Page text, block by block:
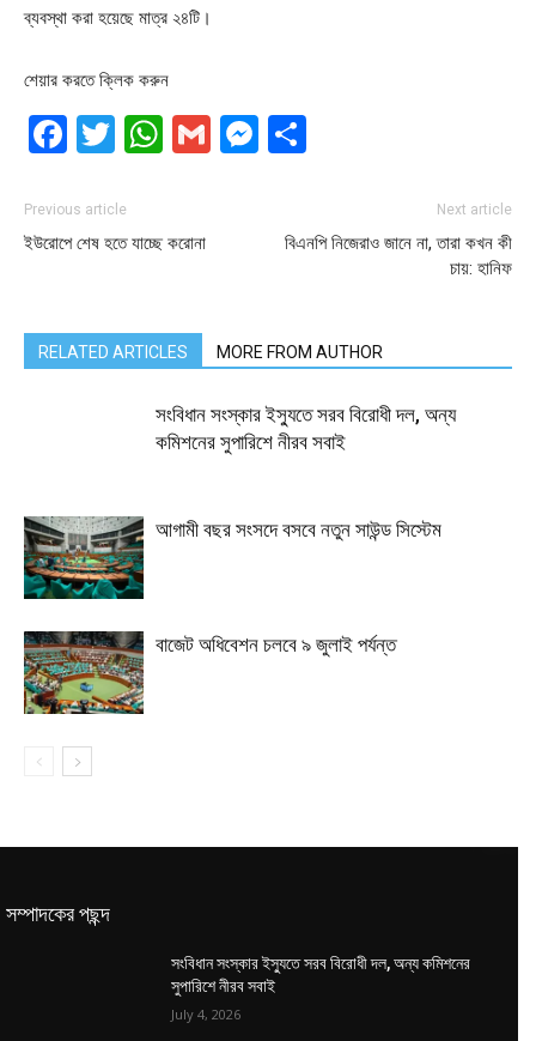
ব্যবস্থা করা হয়েছে মাত্র ২৪টি।
শেয়ার করতে ক্লিক করুন
Facebook
Twitter
WhatsApp
GmailMessenger
Previous article
ইউরোপে শেষ হতে যাচ্ছে করোনা
Next article
বিএনপি নিজেরাও জানে না, তারা কখন কী
চায়: হানিফ
RELATED ARTICLES MORE FROM AUTHOR
সংবিধান সংস্কার ইস্যুতে সরব বিরোধী দল, অন্য
কমিশনের সুপারিশে নীরব সবাই
আগামী বছর সংসদে বসবে নতুন সাউন্ড সিস্টেম
বাজেট অধিবেশন চলবে ৯ জুলাই পর্যন্ত
সম্পাদকের পছন্দ
সংবিধান সংস্কার ইস্যুতে সরব বিরোধী দল, অন্য কমিশনের
সুপারিশে নীরব সবাই
July 4, 2026